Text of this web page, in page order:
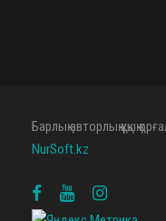
Барлық авторлық құқық
NurSoft.kz